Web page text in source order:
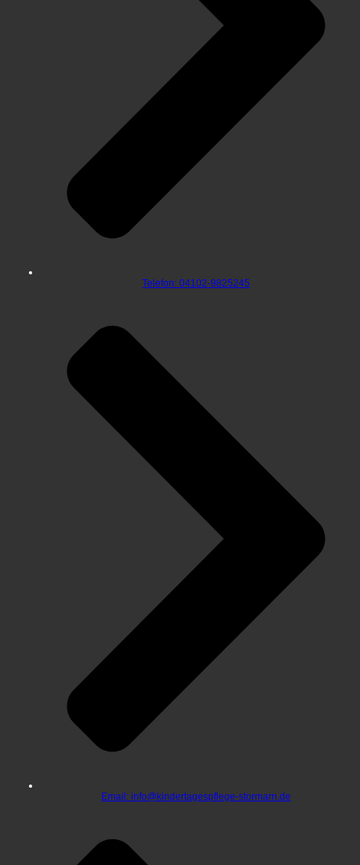
Telefon: 04102-9825245
Email: info@kindertagespflege-stormarn.de